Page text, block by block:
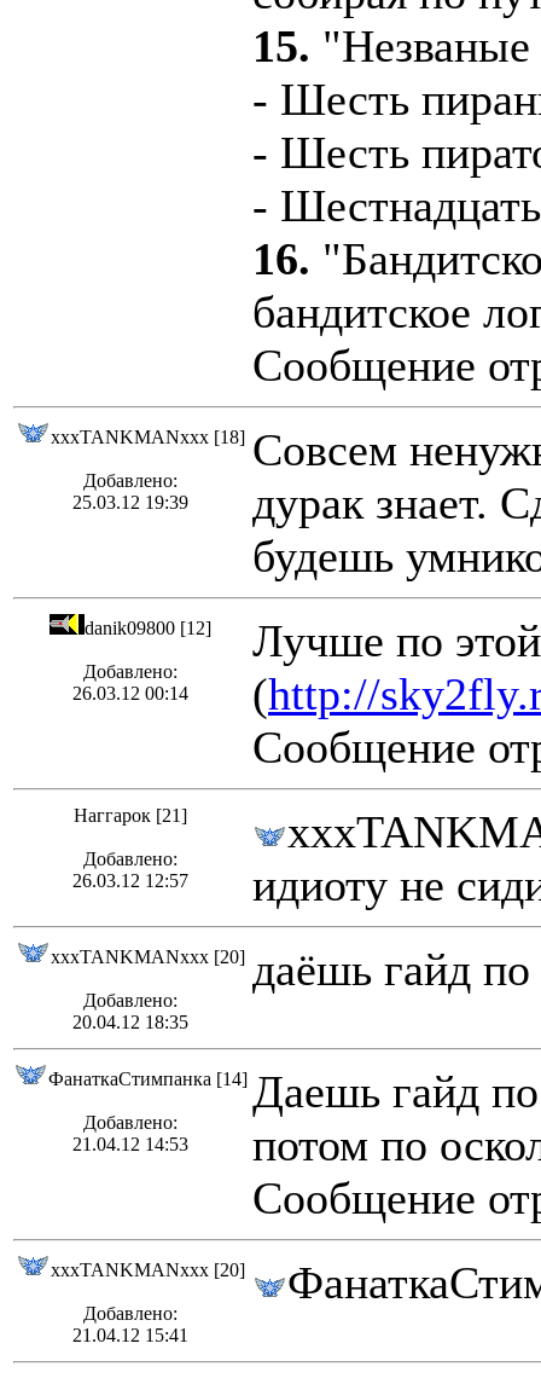
15.
- Шесть
- Шесть
-
16.
бандитское
Сообщение
xxxTANKMANxxx [18]
Добавлено:
25.03.12 19:39
Совсем
дурак знает.
будешь
danik09800 [12]
Добавлено:
26.03.12 00:14
Лучше по
(http://
Сообщение
Наггарок [21]
Добавлено:
26.03.12 12:57
идиоту не
xxxTANKMANxxx [20]
Добавлено:
20.04.12 18:35
даёшь гайд
ФанаткаСтимпанка [14]
Добавлено:
21.04.12 14:53
Даешь гайд
потом по
Сообщение
xxxTANKMANxxx [20]
Добавлено:
21.04.12 15:41